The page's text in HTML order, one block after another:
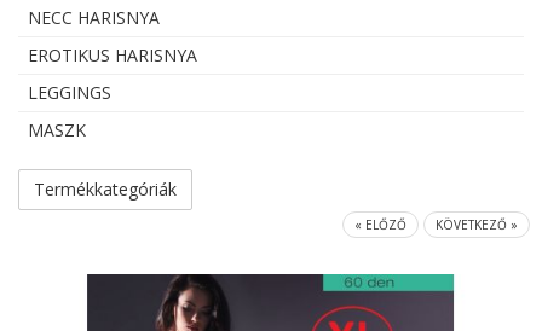
NECC HARISNYA
EROTIKUS HARISNYA
LEGGINGS
MASZK
Termékkategóriák
« ELŐZŐ KÖVETKEZŐ »